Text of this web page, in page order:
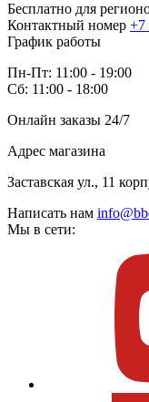
Бесплатно для
Контактный номер +7
График работы
Пн-Пт: 11:00 - 19:00
Сб: 11:00 - 18:00
Онлайн заказы 24/7
Адрес магазина
Заставская ул., 11
Написать нам
Мы в сети: